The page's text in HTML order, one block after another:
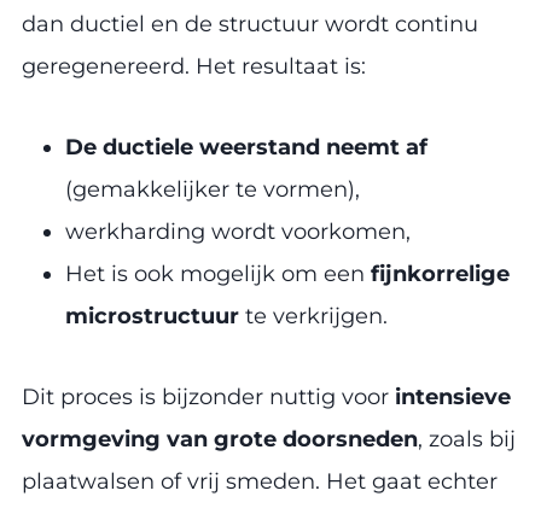
dan ductiel en de structuur wordt continu
geregenereerd. Het resultaat is:
De ductiele weerstand neemt af
(gemakkelijker te vormen),
werkharding wordt voorkomen,
Het is ook mogelijk om een fijnkorrelige
microstructuur te verkrijgen.
Dit proces is bijzonder nuttig voor intensieve
vormgeving van grote doorsneden, zoals bij
plaatwalsen of vrij smeden. Het gaat echter